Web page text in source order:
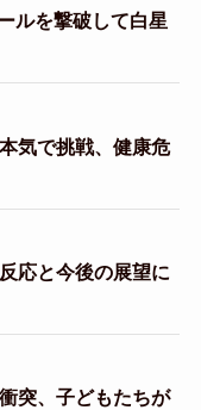
ルを撃破して白星
気で挑戦、健康危
応と今後の展望に
突、子どもたちが